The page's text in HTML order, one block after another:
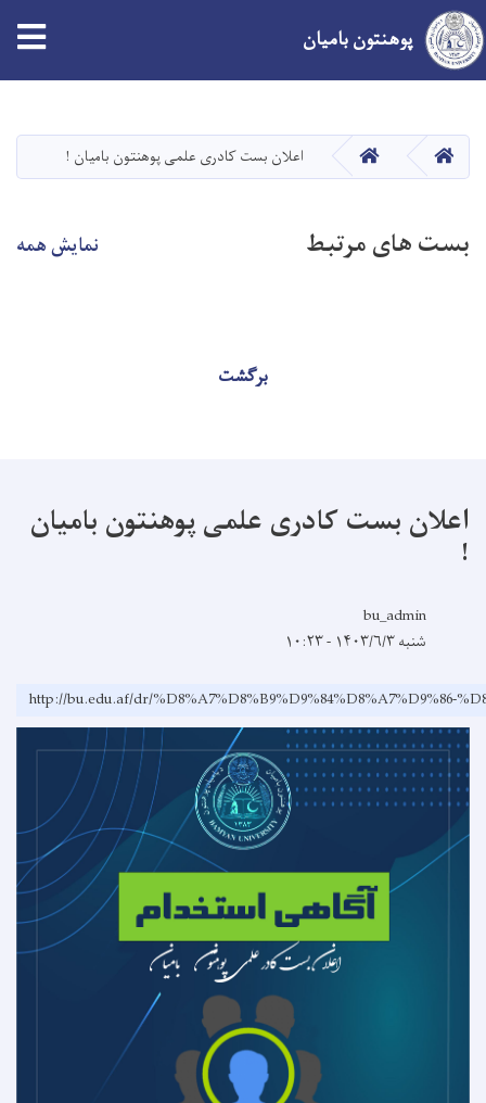
main
content
پوهنتون بامیان
صفحه اصلیصفحه اصلیاعلان بست کادری علمی پوهنتون بامیان !
بست های مرتبط نمایش همه
برگشت
اعلان بست کادری علمی پوهنتون بامیان
!
bu_admin
شنبه ۱۴۰۳/۶/۳ - ۱۰:۲۳
http://bu.edu.af/dr/%D8%A7%D8%B9%D9%84%D8%A7%D9%86-